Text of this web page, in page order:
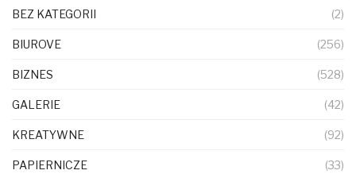
BEZ KATEGORII (2)
BIUROVE (256)
BIZNES (528)
GALERIE (42)
KREATYWNE (92)
PAPIERNICZE (33)